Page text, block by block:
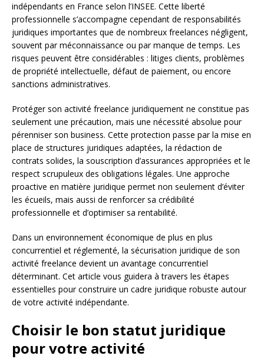
indépendants en France selon l’INSEE. Cette liberté
professionnelle s’accompagne cependant de responsabilités
juridiques importantes que de nombreux freelances négligent,
souvent par méconnaissance ou par manque de temps. Les
risques peuvent être considérables : litiges clients, problèmes
de propriété intellectuelle, défaut de paiement, ou encore
sanctions administratives.
Protéger son activité freelance juridiquement ne constitue pas
seulement une précaution, mais une nécessité absolue pour
pérenniser son business. Cette protection passe par la mise en
place de structures juridiques adaptées, la rédaction de
contrats solides, la souscription d’assurances appropriées et le
respect scrupuleux des obligations légales. Une approche
proactive en matière juridique permet non seulement d’éviter
les écueils, mais aussi de renforcer sa crédibilité
professionnelle et d’optimiser sa rentabilité.
Dans un environnement économique de plus en plus
concurrentiel et réglementé, la sécurisation juridique de son
activité freelance devient un avantage concurrentiel
déterminant. Cet article vous guidera à travers les étapes
essentielles pour construire un cadre juridique robuste autour
de votre activité indépendante.
Choisir le bon statut juridique
pour votre activité